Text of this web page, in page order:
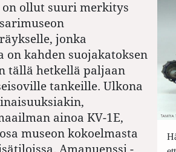
ollut suuri merkitys
jonka
on kahden suojakatoksen
tällä hetkellä paljaan
tankeille. Ulkona
­ainoa KV-1E,
museon kokoelmasta
Amanuenssi